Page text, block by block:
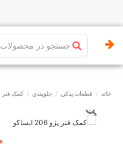
جستجو در محصولات
خانه قطعات یدکی جلوبندی کمک فنر